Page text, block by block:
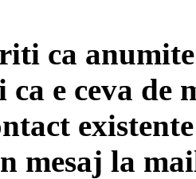
ca
ca e ceva
mesaj la